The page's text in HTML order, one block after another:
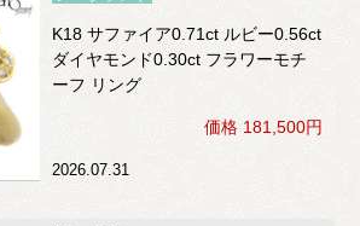
K18 サファイア0.71ct ルビー0.56ct
ダイヤモンド0.30ct フラワーモチ
ーフ リング
価格 181,500円
2026.07.31